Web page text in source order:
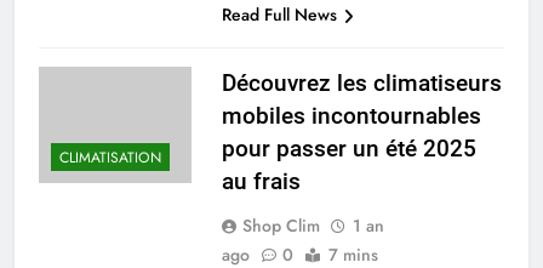
Read Full News
CLIMATISATION
Découvrez les climatiseurs
mobiles incontournables
pour passer un été 2025
au frais
Shop Clim
1 an
ago
0 7 mins